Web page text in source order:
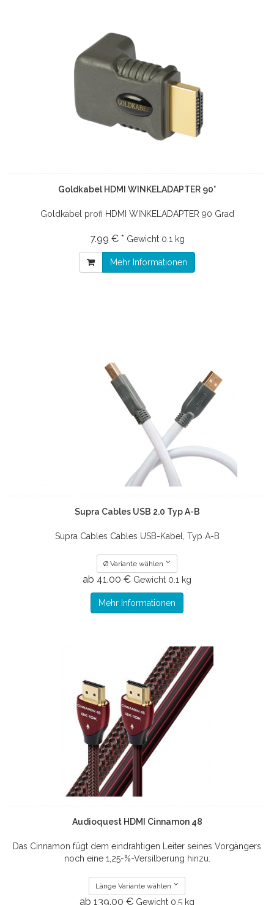
Goldkabel HDMI WINKELADAPTER 90°
Goldkabel profi HDMI WINKELADAPTER 90 Grad
7.99 € * Gewicht 0.1 kg
Mehr Informationen
Supra Cables USB 2.0 Typ A-B
Supra Cables Cables USB-Kabel, Typ A-B
Ø Variante wählen
ab 41.00 € Gewicht 0.1 kg
Mehr Informationen
Audioquest HDMI Cinnamon 48
Das Cinnamon fügt dem eindrahtigen Leiter seines Vorgängers
noch eine 1,25-%-Versilberung hinzu.
Länge Variante wählen
ab 139.00 € Gewicht 0.5 kg